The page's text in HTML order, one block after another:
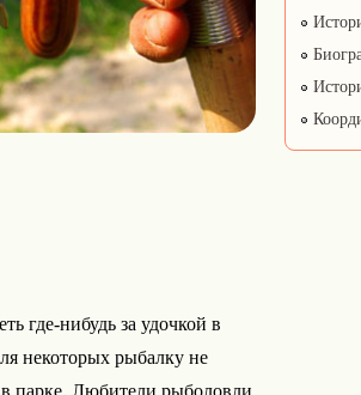
где-нибудь за удочкой в
некоторых рыбалку не
парке. Любители рыболовли